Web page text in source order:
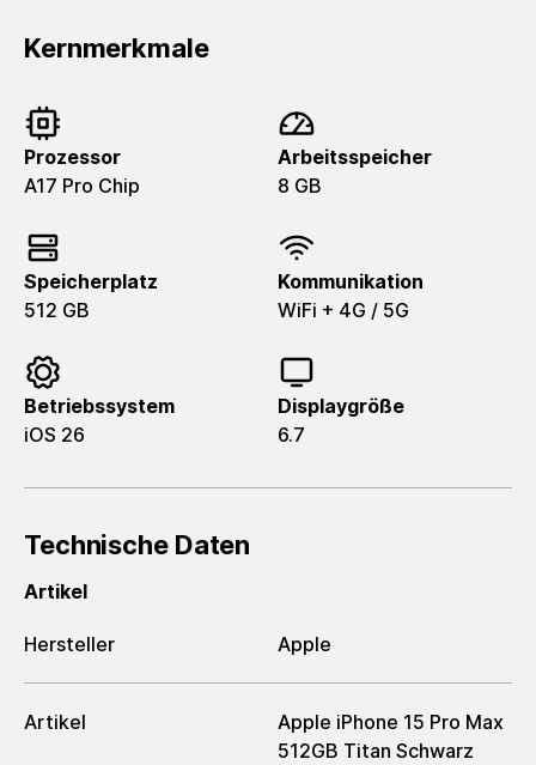
Kernmerkmale
Prozessor
A17 Pro Chip
Arbeitsspeicher
8 GB
Speicherplatz
512 GB
Kommunikation
WiFi + 4G / 5G
Betriebssystem
iOS 26
Displaygröße
6.7
Technische Daten
Artikel
Hersteller Apple
Artikel
Apple iPhone 15 Pro Max
512GB Titan Schwarz